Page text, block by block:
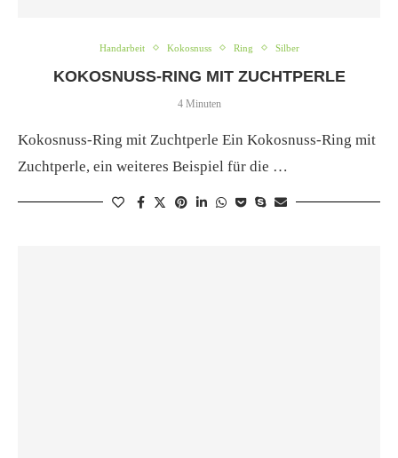
Handarbeit Kokosnuss Ring Silber
KOKOSNUSS-RING MIT ZUCHTPERLE
4 Minuten
Kokosnuss-Ring mit Zuchtperle Ein Kokosnuss-Ring mit
Zuchtperle, ein weiteres Beispiel für die …